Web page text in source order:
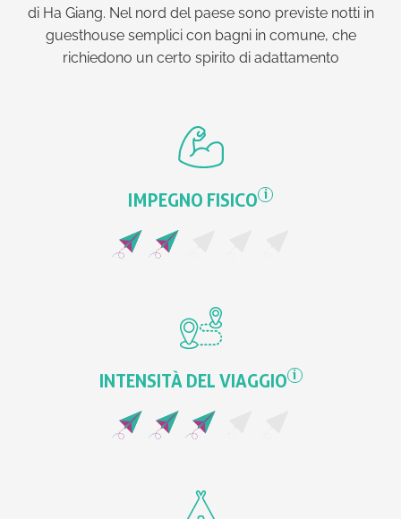
di Ha Giang. Nel nord del paese sono previste notti in
guesthouse semplici con bagni in comune, che
richiedono un certo spirito di adattamento
IMPEGNO FISICO i
INTENSITÀ DEL VIAGGIO i